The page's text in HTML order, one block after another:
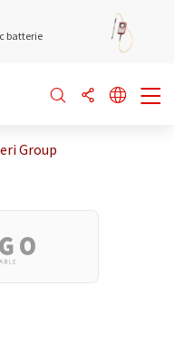
batterie
Group